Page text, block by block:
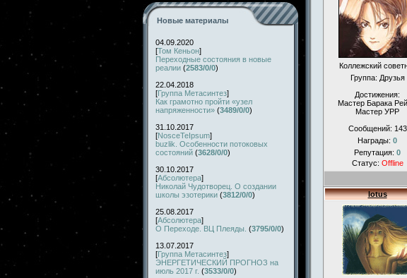
Новые материалы
04.09.2020
[Том Кеньон]
Переходные состояния в новые
реалии (2583/0/0)
22.04.2018
[Группа Метасинтез]
Как грамотно пройти «узел
напряженности» (3489/0/0)
31.10.2017
[NosceTeIpsum]
buzlik. Особенности потоковых
состояний (3628/0/0)
30.10.2017
[Абсолютера]
Николай Чудотворец. О создании
школы эзотерики (3812/0/0)
25.08.2017
[Абсолютера]
О Переходе. ВЦ Плеяды. (3795/0/0)
13.07.2017
[Группа Метасинтез]
ЭНЕРГЕТИЧЕСКИЙ ПРОГНОЗ на
июль 2017 г. (3533/0/0)
Коллежский
Группа: Друзья
Достижения:
Мастер Барака
Мастер УРР
Сообщений: 143
Награды: 0
Репутация: 0
Статус: Offline
lotus